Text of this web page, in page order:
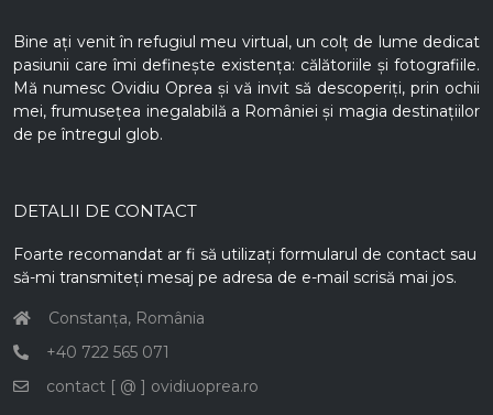
Bine ați venit în refugiul meu virtual, un colț de lume dedicat
pasiunii care îmi definește existența: călătoriile și fotografiile.
Mă numesc Ovidiu Oprea și vă invit să descoperiți, prin ochii
mei, frumusețea inegalabilă a României și magia destinațiilor
de pe întregul glob.
DETALII DE CONTACT
Foarte recomandat ar fi să utilizați formularul de contact sau
să-mi transmiteți mesaj pe adresa de e-mail scrisă mai jos.
Constanța, România
+40 722 565 071
contact [ @ ] ovidiuoprea.ro